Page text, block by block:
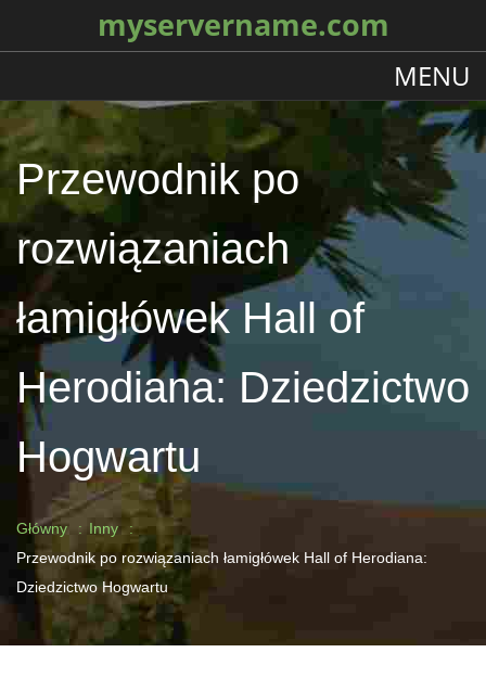
myservername.com
MENU
Przewodnik po
rozwiązaniach
łamigłówek Hall of
Herodiana: Dziedzictwo
Hogwartu
Główny
Inny
Przewodnik po rozwiązaniach łamigłówek Hall of Herodiana:
Dziedzictwo Hogwartu